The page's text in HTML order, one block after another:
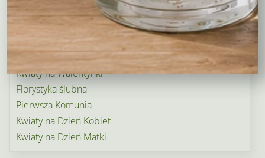
Ogródek i balkon
Narodziny dziecka
Rośliny doniczkowe
Boże Narodzenie
Kwiaty na Walentynki
Florystyka ślubna
Pierwsza Komunia
Kwiaty na Dzień Kobiet
Kwiaty na Dzień Matki